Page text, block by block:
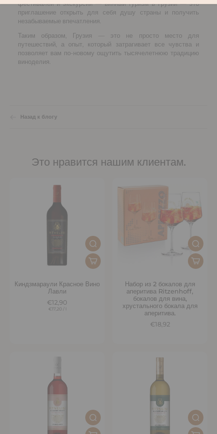
фестивалей и экскурсий — винный туризм в Грузии — это
приглашение открыть для себя душу страны и получить
незабываемые впечатления.
Таким образом, Грузия — это не просто место для
путешествий, а опыт, который затрагивает все чувства и
позволяет вам по-новому ощутить тысячелетнюю традицию
виноделия.
Назад к блогу
Это нравится нашим клиентам.
Киндзмараули Красное Вино
Лавли
€12,90
€17,20 / l
Набор из 2 бокалов для
аперитива Ritzenhoff,
бокалов для вина,
хрустального бокала для
аперитива.
€18,92